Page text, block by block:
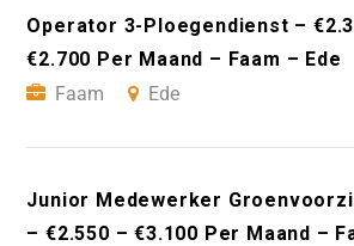
Operator 3-Ploegendienst –
€2.700 Per Maand – Faam – Ede
Faam
Ede
Junior Medewerker
– €2.550 – €3.100 Per Maand –